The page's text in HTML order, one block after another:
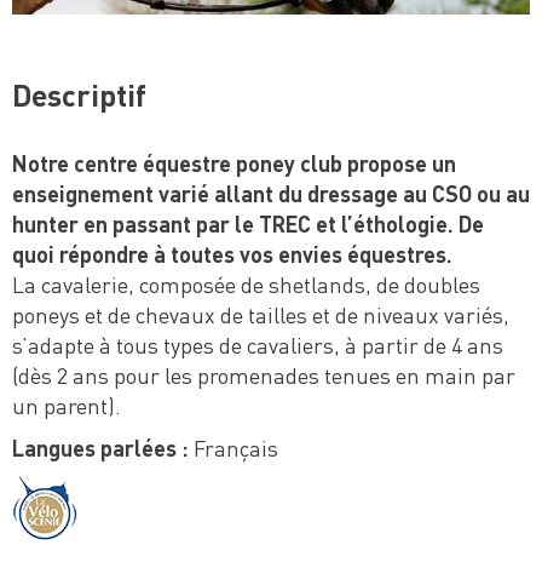
Descriptif
Notre centre équestre poney club propose un
enseignement varié allant du dressage au CSO ou au
hunter en passant par le TREC et l’éthologie. De
quoi répondre à toutes vos envies équestres.
La cavalerie, composée de shetlands, de doubles
poneys et de chevaux de tailles et de niveaux variés,
s’adapte à tous types de cavaliers, à partir de 4 ans
(dès 2 ans pour les promenades tenues en main par
un parent).
Langues parlées : Français